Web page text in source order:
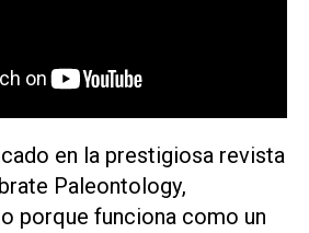
en la prestigiosa revista
Paleontology,
porque funciona como un